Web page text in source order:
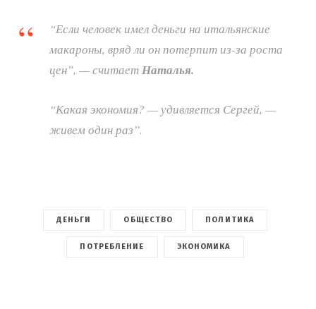
“Если человек имел деньги на итальянские
макароны, вряд ли он потерпит из-за роста
цен”, — считаетНаталья.
“Какая экономия? — удивляется Сергей, —
живем один раз”.
ДЕНЬГИ ОБЩЕСТВО ПОЛИТИКА
ПОТРЕБЛЕНИЕ ЭКОНОМИКА